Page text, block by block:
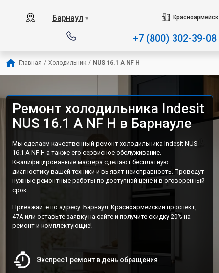
Барнаул ▼
+7 (800) 302-39-08
Главная / Холодильник / NUS 16.1 A NF H
Ремонт холодильника Indesit
NUS 16.1 A NF H в Барнауле
Мы сделаем качественный ремонт холодильника Indesit NUS
16.1 A NF H а также его сервисное обслуживание.
Квалифицированные мастера сделают бесплатную
диагностику вашей техники и выявят неисправность. Проведут
нужные ремонтные работы по доступной цене и в оговоренный
срок.
Приезжайте по адресу: Барнаул: Красноармейский проспект,
47А или оставьте заявку на сайте и получите скидку 20% на
ремонт и комплектующие!
Экспрес1 ремонт в день обращения